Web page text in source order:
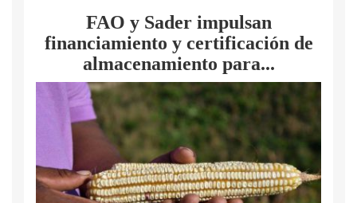
FAO y Sader impulsan
financiamiento y certificación de
almacenamiento para...